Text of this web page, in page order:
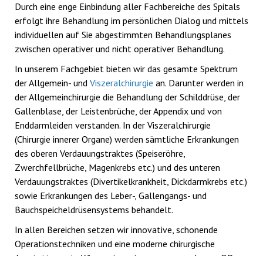
Durch eine enge Einbindung aller Fachbereiche des Spitals
erfolgt ihre Behandlung im persönlichen Dialog und mittels
individuellen auf Sie abgestimmten Behandlungsplanes
zwischen operativer und nicht operativer Behandlung.
In unserem Fachgebiet bieten wir das gesamte Spektrum
der Allgemein- und Viszeralchirurgie an. Darunter werden in
der Allgemeinchirurgie die Behandlung der Schilddrüse, der
Gallenblase, der Leistenbrüche, der Appendix und von
Enddarmleiden verstanden. In der Viszeralchirurgie
(Chirurgie innerer Organe) werden sämtliche Erkrankungen
des oberen Verdauungstraktes (Speiseröhre,
Zwerchfellbrüche, Magenkrebs etc.) und des unteren
Verdauungstraktes (Divertikelkrankheit, Dickdarmkrebs etc.)
sowie Erkrankungen des Leber-, Gallengangs- und
Bauchspeicheldrüsensystems behandelt.
In allen Bereichen setzen wir innovative, schonende
Operationstechniken und eine moderne chirurgische